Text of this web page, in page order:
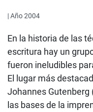
| Año 2004
En la historia de las
escritura hay un
fueron ineludibles
El lugar más
Johannes Gutenberg
las bases de la